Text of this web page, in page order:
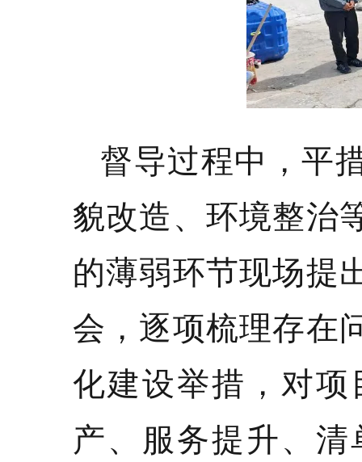
督导过程中，平
貌改造、环境整治
的薄弱环节现场提
会，逐项梳理存在
化建设举措，对
产、服务提升、